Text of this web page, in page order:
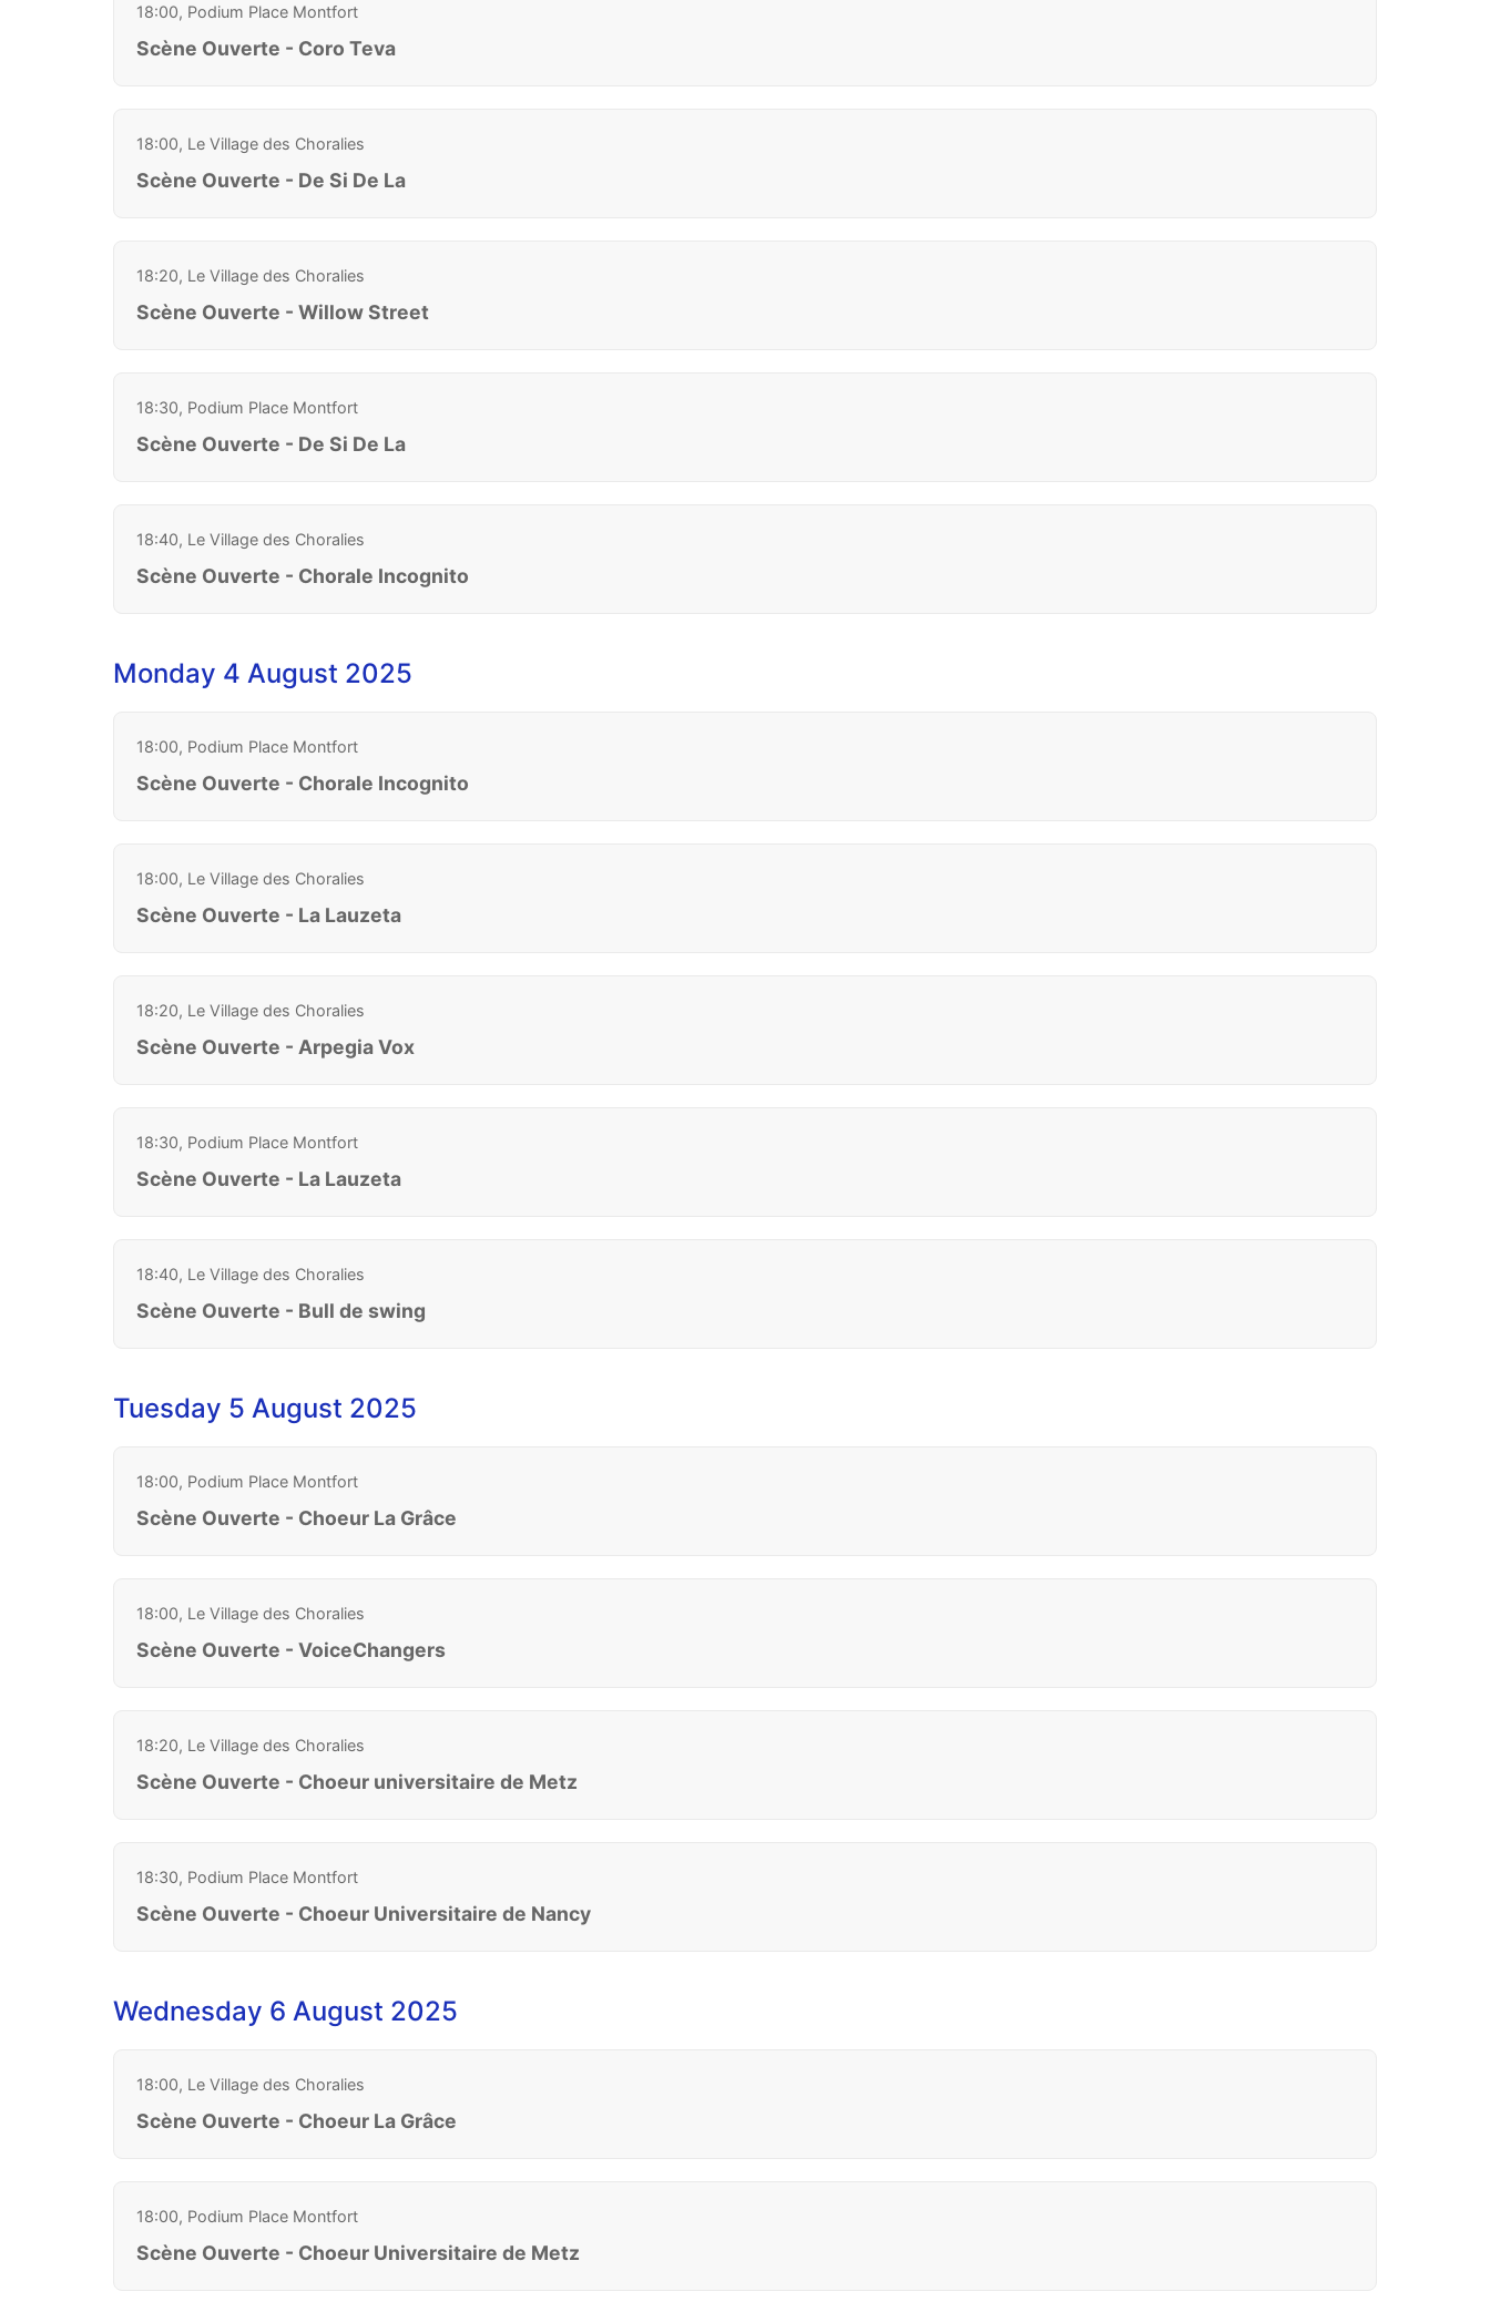
18:00, Podium Place Montfort
Scène Ouverte - Coro Teva
18:00, Le Village des Choralies
Scène Ouverte - De Si De La
18:20, Le Village des Choralies
Scène Ouverte - Willow Street
18:30, Podium Place Montfort
Scène Ouverte - De Si De La
18:40, Le Village des Choralies
Scène Ouverte - Chorale Incognito
Monday 4 August 2025
18:00, Podium Place Montfort
Scène Ouverte - Chorale Incognito
18:00, Le Village des Choralies
Scène Ouverte - La Lauzeta
18:20, Le Village des Choralies
Scène Ouverte - Arpegia Vox
18:30, Podium Place Montfort
Scène Ouverte - La Lauzeta
18:40, Le Village des Choralies
Scène Ouverte - Bull de swing
Tuesday 5 August 2025
18:00, Podium Place Montfort
Scène Ouverte - Choeur La Grâce
18:00, Le Village des Choralies
Scène Ouverte - VoiceChangers
18:20, Le Village des Choralies
Scène Ouverte - Choeur universitaire de Metz
18:30, Podium Place Montfort
Scène Ouverte - Choeur Universitaire de Nancy
Wednesday 6 August 2025
18:00, Le Village des Choralies
Scène Ouverte - Choeur La Grâce
18:00, Podium Place Montfort
Scène Ouverte - Choeur Universitaire de Metz